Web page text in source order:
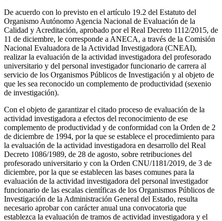
De acuerdo con lo previsto en el artículo 19.2 del Estatuto del
Organismo Autónomo Agencia Nacional de Evaluación de la
Calidad y Acreditación, aprobado por el Real Decreto 1112/2015, de
11 de diciembre, le corresponde a ANECA, a través de la Comisión
Nacional Evaluadora de la Actividad Investigadora (CNEAI),
realizar la evaluación de la actividad investigadora del profesorado
universitario y del personal investigador funcionario de carrera al
servicio de los Organismos Públicos de Investigación y al objeto de
que les sea reconocido un complemento de productividad (sexenio
de investigación).
Con el objeto de garantizar el citado proceso de evaluación de la
actividad investigadora a efectos del reconocimiento de ese
complemento de productividad y de conformidad con la Orden de 2
de diciembre de 1994, por la que se establece el procedimiento para
la evaluación de la actividad investigadora en desarrollo del Real
Decreto 1086/1989, de 28 de agosto, sobre retribuciones del
profesorado universitario y con la Orden CNU/1181/2019, de 3 de
diciembre, por la que se establecen las bases comunes para la
evaluación de la actividad investigadora del personal investigador
funcionario de las escalas científicas de los Organismos Públicos de
Investigación de la Administración General del Estado, resulta
necesario aprobar con carácter anual una convocatoria que
establezca la evaluación de tramos de actividad investigadora y el